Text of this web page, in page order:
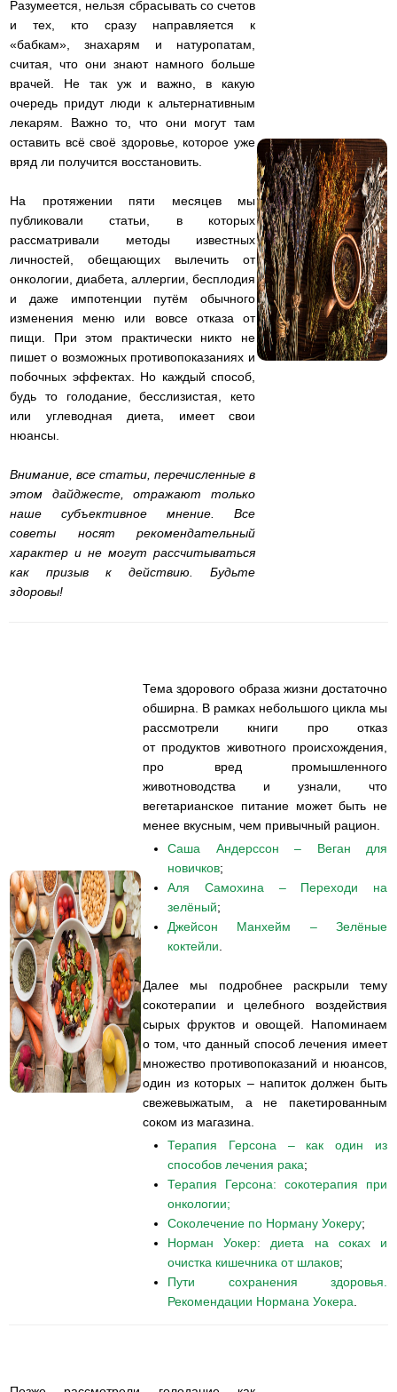
Разумеется, нельзя сбрасывать со счетов
и тех, кто сразу направляется к
«бабкам», знахарям и натуропатам,
считая, что они знают намного больше
врачей. Не так уж и важно, в какую
очередь придут люди к альтернативным
лекарям. Важно то, что они могут там
оставить всё своё здоровье, которое уже
вряд ли получится восстановить.
На протяжении пяти месяцев мы
публиковали статьи, в которых
рассматривали методы известных
личностей, обещающих вылечить от
онкологии, диабета, аллергии, бесплодия
и даже импотенции путём обычного
изменения меню или вовсе отказа от
пищи. При этом практически никто не
пишет о возможных противопоказаниях и
побочных эффектах. Но каждый способ,
будь то голодание, бесслизистая, кето
или углеводная диета, имеет свои
нюансы.
Внимание, все статьи, перечисленные в
этом дайджесте, отражают только
наше субъективное мнение. Все
советы носят рекомендательный
характер и не могут рассчитываться
как призыв к действию. Будьте
здоровы!
Тема здорового образа жизни достаточно
обширна. В рамках небольшого цикла мы
рассмотрели книги про отказ
от продуктов животного происхождения,
про вред промышленного
животноводства и узнали, что
вегетарианское питание может быть не
менее вкусным, чем привычный рацион.
Саша Андерссон – Веган для
новичков;
Аля Самохина – Переходи на
зелёный;
Джейсон Манхейм – Зелёные
коктейли
Далее мы подробнее раскрыли тему
сокотерапии и целебного воздействия
сырых фруктов и овощей. Напоминаем
о том, что данный способ лечения имеет
множество противопоказаний и нюансов,
один из которых – напиток должен быть
свежевыжатым, а не пакетированным
соком из магазина.
Терапия Герсона – как один из
способов лечения рака;
Терапия Герсона: сокотерапия при
онкологии;
Соколечение по Норману Уокеру;
Норман Уокер: диета на соках и
очистка кишечника от шлаков;
Пути сохранения здоровья.
Рекомендации Нормана Уокера